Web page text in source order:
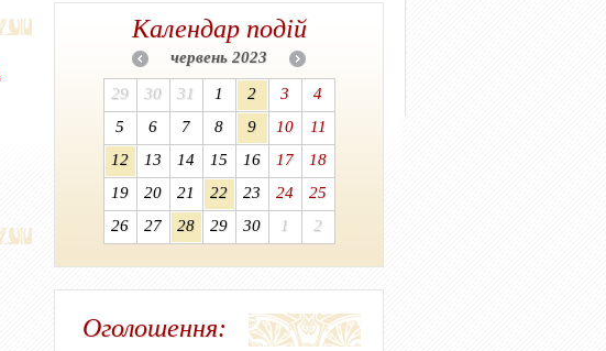
Календар подій
червень 2023
29 30 31 1 2 3
4
5
6 7 8 9 10
11
12
13 14 15 16 17
18
19
20 21 22 23 24
25
26
27 28 29 30 1 2
Оголошення: